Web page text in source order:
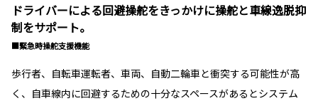
ドライバーによる回避操舵をきっかけに操舵と車線逸脱抑
制をサポート。
■緊急時操舵支援機能
歩行者、自転車運転者、車両、自動二輪車と衝突する可能性が高
く、自車線内に回避するための十分なスペースがあるとシステム